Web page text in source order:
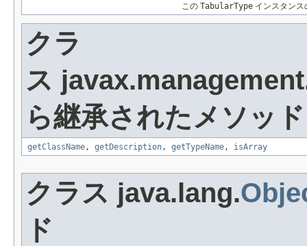
この TabularType インスタン
クラ
ス
ら継承されたメソッド
getClassName, getDescription, getTypeName, isArray
クラス java.lang.
ド